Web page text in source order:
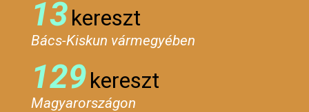
13kereszt
Bács-Kiskun vármegyében
129kereszt
Magyarországon